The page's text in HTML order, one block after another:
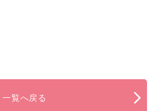
一覧へ戻る